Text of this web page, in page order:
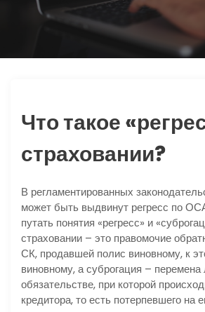
Что такое
страховании?
В регламентированных
может быть выдвинут регресс по
путать понятия «регресс» и
страховании – это правомочие
СК, продавшей полис виновному, к
виновному, а суброгация –
обязательстве, при которой
кредитора, то есть потерпевшего на